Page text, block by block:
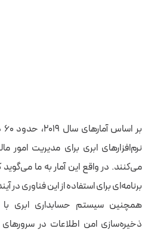
نرم‌افزارهای ابری برای مدیریت امور
برنامه‌ای برای استفاده از این فناوری در
همچنین سیستم حسابداری ابری با
ذخیره‌سازی امن اطلاعات در